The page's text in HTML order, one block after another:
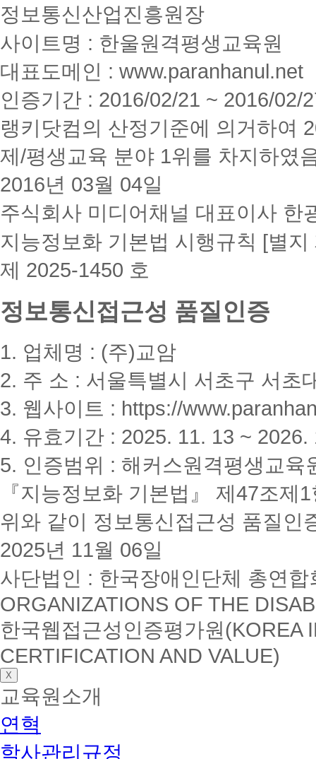
정보통신산업진흥원장
사이트명 : 한울원격평생교육원
대표도메인 : www.paranhanul.net
인증기간 : 2016/02/21 ~ 2016/02/
랭키닷컴의 산정기준에 의거하여
제/평생교육 분야 1위를 차지하였
2016년 03월 04일
주식회사 미디어채널 대표이사 한
지능정보화 기본법 시행규칙 [별지
제 2025-1450 호
정보통신접근성 품질인증
1. 업체명 : (주)교암
2. 주 소 : 서울특별시 서초구 서초
3. 웹사이트 : https://
4. 유효기간 : 2025. 11. 13 ~ 2026.
5. 인증범위 : 해커스원격평생교육
『지능정보화 기본법』 제47조
위와 같이 정보통신접근성 품질인
2025년 11월 06일
사단법인 : 한국장애인단체 총연
ORGANIZATIONS OF THE
한국웹접근성인증평가원(KOREA
CERTIFICATION AND VALUE)
X
교육원소개
연혁
학사관리규정